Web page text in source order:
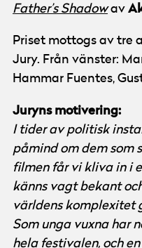
Father’s Shadow av
Priset mottogs av tre
Jury. Från vänster:
Hammar Fuentes,
Juryns motivering:
I tider av politisk
påmind om dem som
filmen får vi kliva in i
känns vagt bekant
världens komplexitet
Som unga vuxna har
hela festivalen, och